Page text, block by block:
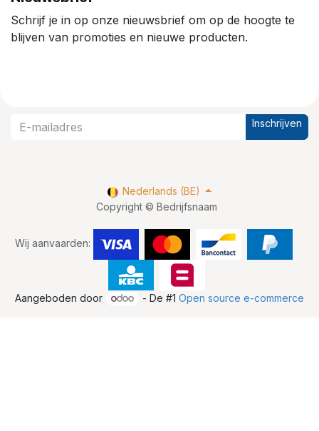
Schrijf je in op onze nieuwsbrief om op de hoogte te
blijven van promoties en nieuwe producten.
Inschrijven
Copyright © Bedrijfsnaam
Wij aanvaarden:
Nederlands (BE)
Aangeboden door - De #1Open source e-commerce